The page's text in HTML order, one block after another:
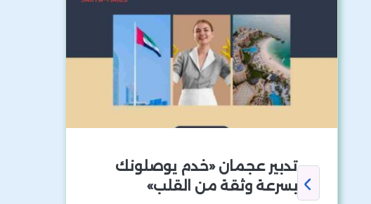
تدبير عجمان «خدم يوصلونك
بسرعة وثقة من القلب»